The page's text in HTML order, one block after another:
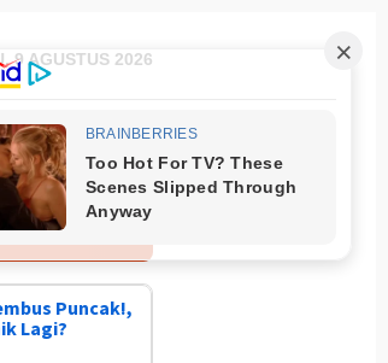
9 AGUSTUS 2026
Minta Pemerintah Tangani Serius
Puncak!,
Lagi?